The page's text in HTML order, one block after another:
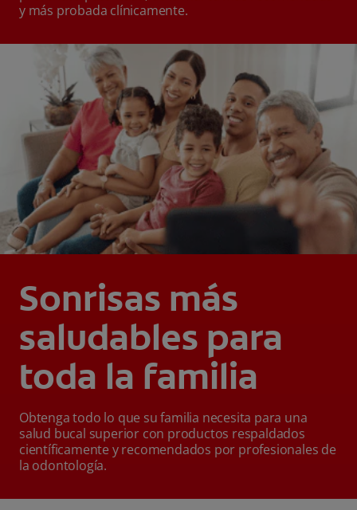
y más probada clínicamente.
Sonrisas más
saludables para
toda la familia
Obtenga todo lo que su familia necesita para una
salud bucal superior con productos respaldados
científicamente y recomendados por profesionales de
la odontología.